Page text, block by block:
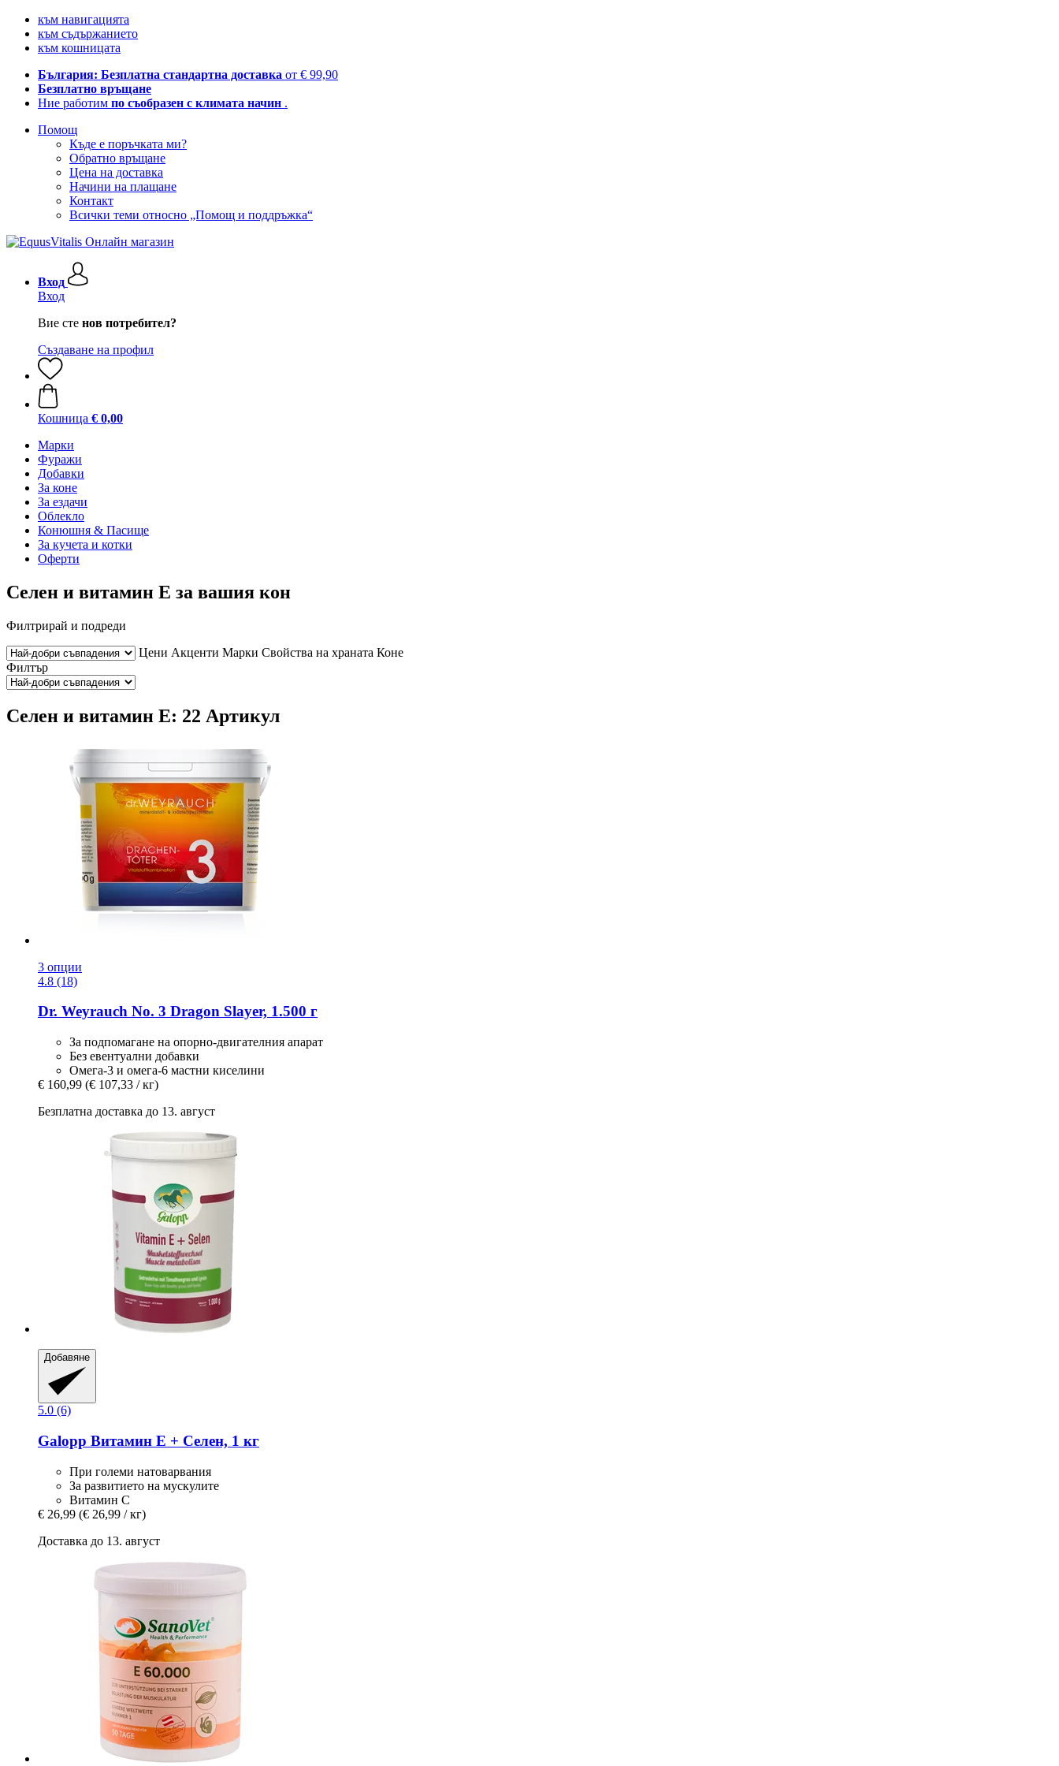
към навигацията
към съдържанието
към кошницата
България: Безплатна стандартна доставка от € 99,90
Безплатно връщане
Ние работим по съобразен с климата начин .
Помощ
Къде е поръчката ми?
Обратно връщане
Цена на доставка
Начини на плащане
Контакт
Всички теми относно „Помощ и поддръжка“
Вход
Вход
Вие сте нов потребител?
Създаване на профил
Кошница € 0,00
Марки
Фуражи
Добавки
За коне
За ездачи
Облекло
Конюшня & Пасище
За кучета и котки
Оферти
Селен и витамин Е за вашия кон
Филтрирай и подреди
Цени Акценти Марки Свойства на храната Коне
Филтър
Селен и витамин Е: 22 Артикул
3 опции
4.8 (18)
Dr. Weyrauch No. 3 Dragon Slayer, 1.500 г
За подпомагане на опорно-двигателния апарат
Без евентуални добавки
Омега-3 и омега-6 мастни киселини
€ 160,99 (€ 107,33 / кг)
Безплатна доставка до 13. август
Добавяне
5.0 (6)
Galopp Витамин Е + Селен, 1 кг
При големи натоварвания
За развитието на мускулите
Витамин С
€ 26,99 (€ 26,99 / кг)
Доставка до 13. август